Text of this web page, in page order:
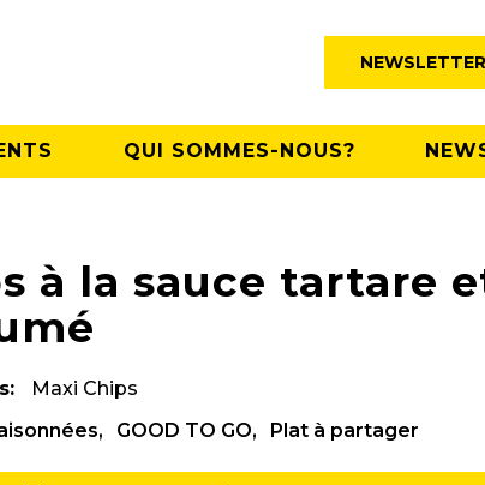
NEWSLETTER
QUI SOMMES-NOUS?
à la sauce tartare
Maxi Chips
GOOD TO GO Plat à partager